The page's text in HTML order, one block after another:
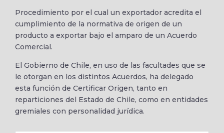
Procedimiento por el cual un exportador acredita el
cumplimiento de la normativa de origen de un
producto a exportar bajo el amparo de un Acuerdo
Comercial.
El Gobierno de Chile, en uso de las facultades que se
le otorgan en los distintos Acuerdos, ha delegado
esta función de Certificar Origen, tanto en
reparticiones del Estado de Chile, como en entidades
gremiales con personalidad jurídica.